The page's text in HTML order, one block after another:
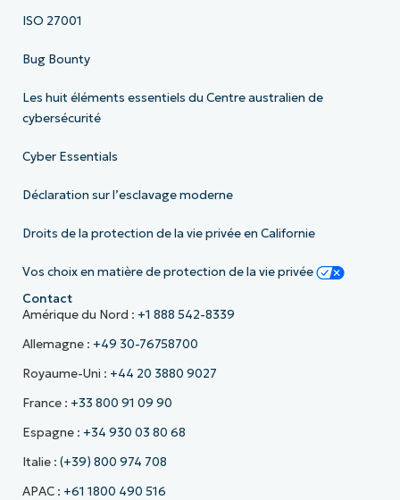
ISO 27001
Bug Bounty
Les huit éléments essentiels du Centre australien de
cybersécurité
Cyber Essentials
Déclaration sur l’esclavage moderne
Droits de la protection de la vie privée en Californie
Vos choix en matière de protection de la vie privée
Contact
Amérique du Nord : +1 888 542-8339
Allemagne : +49 30-76758700
Royaume-Uni : +44 20 3880 9027
France : +33 800 91 09 90
Espagne : +34 930 03 80 68
Italie : (+39) 800 974 708
APAC : +61 1800 490 516